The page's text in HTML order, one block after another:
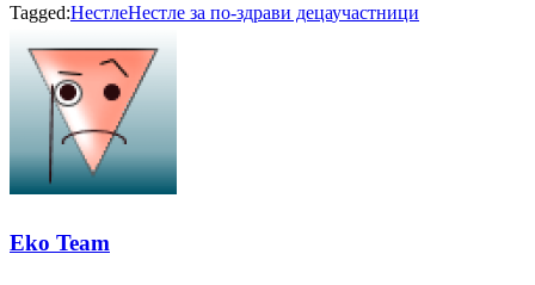
Tagged:НестлеНестле за по-здрави децаучастници
Eko Team